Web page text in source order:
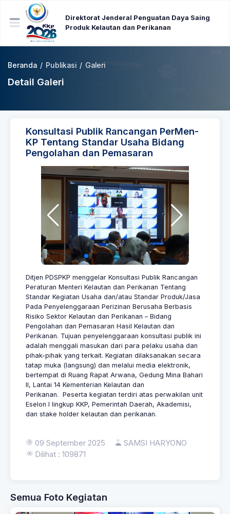
Direktorat Jenderal Penguatan Daya Saing
Produk Kelautan dan Perikanan
Beranda / Publikasi / Galeri
Detail Galeri
Konsultasi Publik Rancangan PerMen-
KP Tentang Standar Usaha Bidang
Pengolahan dan Pemasaran
Ditjen PDSPKP menggelar Konsultasi Publik Rancangan
Peraturan Menteri Kelautan dan Perikanan Tentang
Standar Kegiatan Usaha dan/atau Standar Produk/Jasa
Pada Penyelenggaraan Perizinan Berusaha Berbasis
Risiko Sektor Kelautan dan Perikanan – Bidang
Pengolahan dan Pemasaran Hasil Kelautan dan
Perikanan. Tujuan penyelenggaraan konsultasi publik ini
adalah menggali masukan dari para pelaku usaha dan
pihak-pihak yang terkait. Kegiatan dilaksanakan secara
tatap muka (langsung) dan melalui media elektronik,
bertempat di Ruang Rapat Arwana, Gedung Mina Bahari
II, Lantai 14 Kementerian Kelautan dan
Perikanan. Peserta kegiatan terdiri atas perwakilan unit
Eselon I lingkup KKP, Pemerintah Daerah, Akademisi,
dan stake holder kelautan dan perikanan.
09 September 2025
SAMSI HARYONO
Dilihat : 109871
Semua Foto Kegiatan